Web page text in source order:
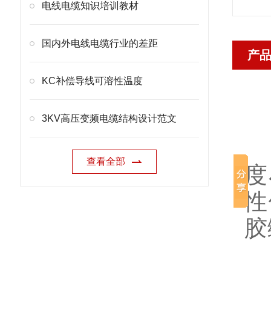
电线电缆知识培训教材
国内外电线电缆行业的差距
KC补偿导线可溶性温度
3KV高压变频电缆结构设计范文
查看全部
产